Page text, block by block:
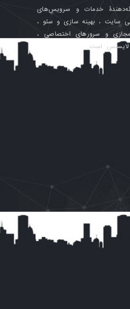
خدمات و سرویس‌های
سایت ، بهینه سازی و سئو ،
و سرورهای اختصاصی ،